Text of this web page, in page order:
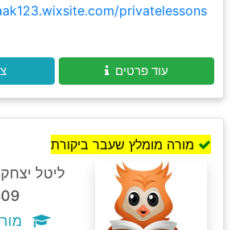
privatelessons
עוד פרטים
מורה מומלץ שעבר ביקורת